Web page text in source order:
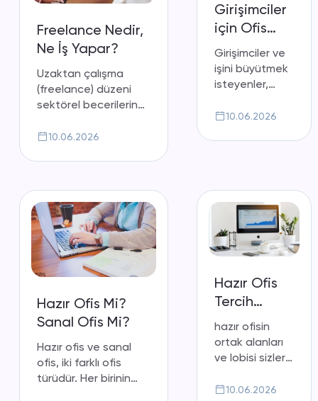
Freelance Nedir,
Ne İş Yapar?
Uzaktan çalışma
(freelance) düzeni
sektörel becerilerin
kendi yeteneğini
edilmektedir.
10.06.2026
Girişimciler
için Ofis
Alanı Nasıl
Seçilir?
Girişimciler ve
işini büyütmek
isteyenler,
motive etmek
imajı için nelere
dikkat
etmelisiniz.
10.06.2026
Hazır Ofis Mi?
Sanal Ofis Mi?
Hazır ofis ve sanal
ofis, iki farklı ofis
türüdür. Her birinin
Hazır Ofis
Tercih
Ederken
Dikkat
Edilmesi
hazır ofisin
ortak alanları
ve lobisi sizleri
sektörlerden
10.06.2026